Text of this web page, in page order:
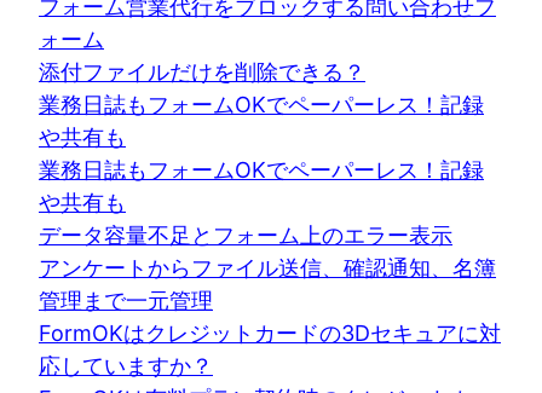
フォーム営業代行をブロックする問い合わせフ
ォーム
添付ファイルだけを削除できる？
業務日誌もフォームOKでペーパーレス！記録
や共有も
業務日誌もフォームOKでペーパーレス！記録
や共有も
データ容量不足とフォーム上のエラー表示
アンケートからファイル送信、確認通知、名簿
管理まで一元管理
FormOKはクレジットカードの3Dセキュアに対
応していますか？